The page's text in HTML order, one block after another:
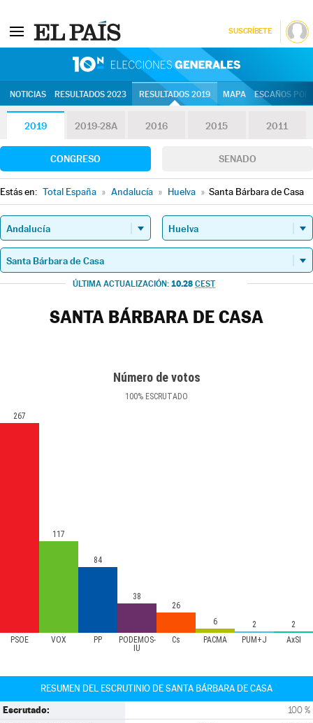
SUSCRÍBETE
NOTICIAS RESULTADOS 2023 RESULTADOS 2019 MAPA ESCAÑOS
2019 2019-28A 2016 2015 2011
CONGRESO SENADO
Estás en: Total España » Andalucía » Huelva » Santa Bárbara de Casa
ÚLTIMA ACTUALIZACIÓN: 10.28 CEST
SANTA BÁRBARA DE CASA
Número de votos
100% ESCRUTADO
PSOE VOX PP
PODEMOS-
IU
Cs PACMA PUM+J AxSÍ
267
117
84
38
26
6
2 2
RESUMEN DEL ESCRUTINIO DE SANTA BÁRBARA DE CASA
Escrutado: 100 %